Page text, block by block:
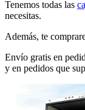
Tenemos todas las
necesitas.
Además, te
Envío gratis en
y en pedidos que